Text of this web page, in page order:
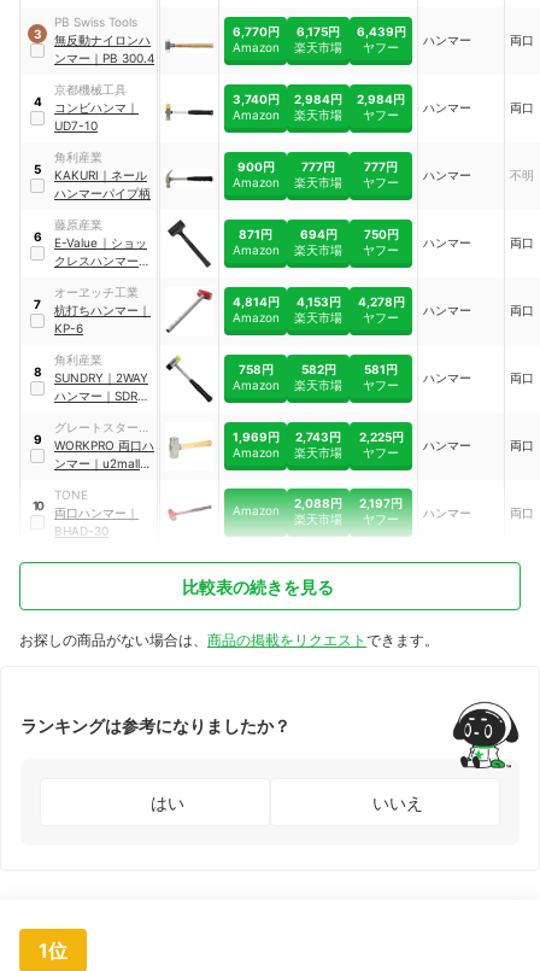
3
PB Swiss Tools
無反動ナイロンハ
ンマー ｜ PB 300.4
6,770円
Amazon
6,175円
楽天市場
6,439円
ヤフー
ハンマー 両口
4
京都機械工具
コンビハンマ ｜
UD7-10
3,740円
Amazon
2,984円
楽天市場
2,984円
ヤフー
ハンマー 両口
5
角利産業
KAKURI ｜ ネール
ハンマーパイプ柄
900円
Amazon
777円
楽天市場
777円
ヤフー
ハンマー 不明
6
藤原産業
E-Value ｜ ショッ
クレスハンマー
871円
Amazon
694円
楽天市場
750円
ヤフー
ハンマー 両口
7
オーヱッチ工業
杭打ちハンマー ｜
KP-6
4,814円
Amazon
4,153円
楽天市場
4,278円
ヤフー
ハンマー 両口
8
角利産業
SUNDRY ｜ 2WAY
ハンマー ｜ SDR-
758円
Amazon
582円
楽天市場
581円
ヤフー
ハンマー 両口
9
グレートスター ジ
ャパン
WORKPRO 両口ハ
ンマー ｜ u2mall-
1,969円
Amazon
2,743円
楽天市場
2,225円
ヤフー
ハンマー 両口
10
TONE
両口ハンマー ｜
BHAD-30
Amazon
2,088円
楽天市場
2,197円
ヤフー
ハンマー 両口
比較表の続きを見る
お探しの商品がない場合は、 商品の掲載をリクエスト できます。
ランキングは参考になりましたか？
はい いいえ
1位